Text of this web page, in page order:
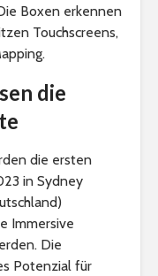
Boxen erkennen
Touchscreens,
die
die ersten
in Sydney
Immersive
Die
Potenzial für